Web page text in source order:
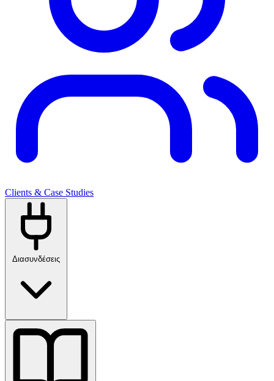
Clients & Case Studies
Διασυνδέσεις